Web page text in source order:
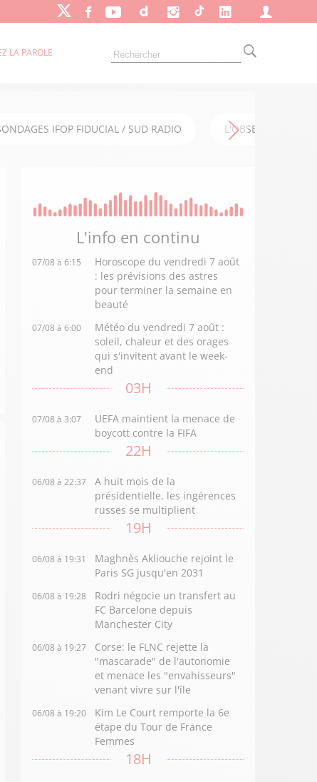
LA PAROLE
IFOP FIDUCIAL / SUD RADIO L'OBSERVATOIRE
L'info en continu
07/08 à 6:15
Horoscope du vendredi 7 août
: les prévisions des astres
pour terminer la semaine en
beauté
07/08 à 6:00
Météo du vendredi 7 août :
soleil, chaleur et des orages
qui s'invitent avant le week-
end
03H
07/08 à 3:07
UEFA maintient la menace de
boycott contre la FIFA
22H
06/08 à 22:37
A huit mois de la
présidentielle, les ingérences
russes se multiplient
19H
06/08 à 19:31
Maghnès Akliouche rejoint le
Paris SG jusqu'en 2031
06/08 à 19:28
Rodri négocie un transfert au
FC Barcelone depuis
Manchester City
06/08 à 19:27
Corse: le FLNC rejette la
"mascarade" de l'autonomie
et menace les "envahisseurs"
venant vivre sur l'île
06/08 à 19:20
Kim Le Court remporte la 6e
étape du Tour de France
Femmes
18H